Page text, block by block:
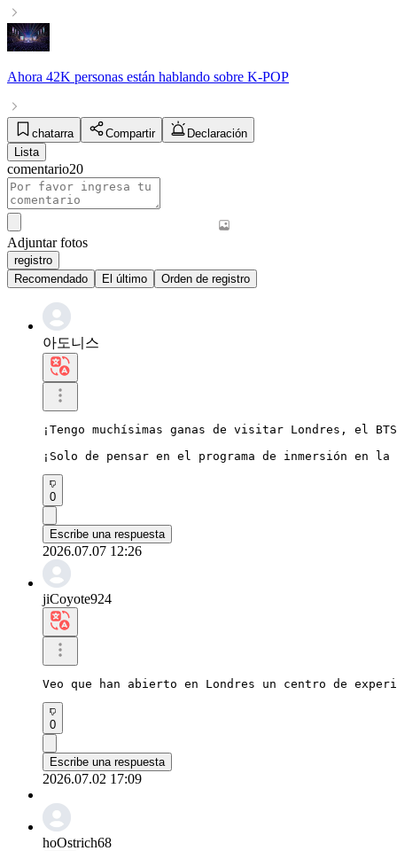
Ahora 42K personas están hablando sobre K-POP
chatarra Compartir
Declaración
Lista
comentario20
Adjuntar fotos
registro
Recomendado
El último Orden de registro
아도니스
¡Tengo muchísimas ganas de visitar Londres, el
¡Solo de pensar en el programa de inmersión en
0
Escribe una respuesta
2026.07.07 12:26
jiCoyote924
Veo que han abierto en Londres un centro de
0
Escribe una respuesta
2026.07.02 17:09
hoOstrich68